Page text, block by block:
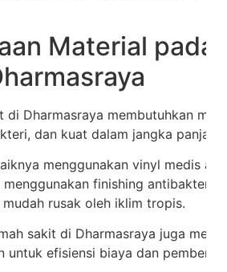
Material pada
di Dharmasraya membutuhkan
dan kuat dalam jangka panjang.
menggunakan vinyl medis
finishing antibakteri.
rusak oleh iklim tropis.
sakit di Dharmasraya juga
untuk efisiensi biaya dan